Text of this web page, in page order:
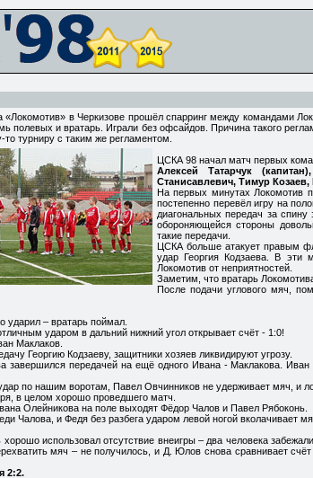
«Локомотив» в Черкизове прошёл спарринг между командами
полевых и вратарь. Играли без офсайдов. Причина такого
то турниру с таким же регламентом.
ЦСКА 98 начал матч первых
Алексей Татарчук
Станисавлевич, Тимур
На первых минутах Локомотив
постепенно перевёл игру на
диагональных передач за
обороняющейся стороны
такие передачи.
ЦСКА больше атакует правым
удар Георгия Кодзаева. В эти
Локомотив от неприятностей.
Заметим, что вратарь
После подачи углового мяч,
ударил – вратарь поймал.
ударом в дальний нижний угол открывает счёт - 1:0!
Маклаков.
Георгию Кодзаеву, защитники хозяев ликвидируют угрозу.
завершился передачей на ещё одного Ивана - Маклакова.
по нашим воротам, Павел Овчинников не удерживает мяч, и
в целом хорошо проведшего матч.
Олейникова на поле выходят Фёдор Чалов и Павел Рябоконь.
Чалова, и Федя без разбега ударом левой ногой вколачивает
использовал отсутствие внеигры – два человека
мяч – не получилось, и Д. Юлов снова сравнивает
2:2.